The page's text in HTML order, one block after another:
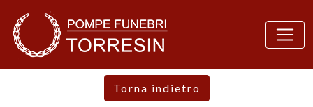
Torna indietro